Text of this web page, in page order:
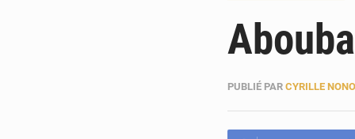
PUBLIÉ PAR CYRILLE NONO